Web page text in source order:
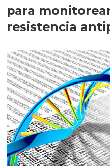
para
resistencia